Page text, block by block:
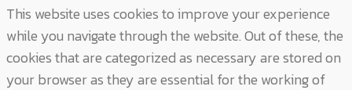
This website uses cookies to improve your experience
while you navigate through the website. Out of these, the
cookies that are categorized as necessary are stored on
your browser as they are essential for the working of